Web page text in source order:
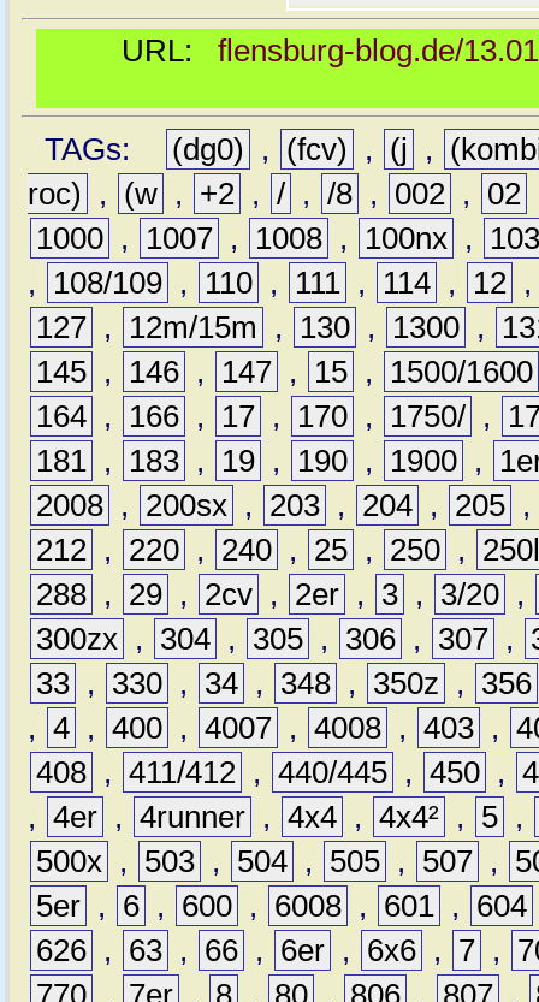
URL: flensburg-blog.de/
TAGs: (dg0) , (fcv) , (j ,
roc)
, (w , +2 , / , /8 , 002 , 02
1000 , 1007 , 1008 , 100nx ,
,
108/109 , 110 , 111 , 114 , 12
127 , 12m/15m , 130 , 1300 ,
145 , 146 , 147 , 15 ,
1500/1600
164 , 166 , 17 , 170 , 1750/ ,
181 , 183 , 19 , 190 , 1900 ,
2008 , 200sx , 203 , 204 , 205 ,
212 , 220 , 240 , 25 , 250 ,
288 , 29 , 2cv , 2er , 3 , 3/20 ,
300zx , 304 , 305 , 306 , 307 ,
33 , 330 , 34 , 348 , 350z ,
356
, 4 , 400 , 4007 , 4008 , 403 ,
408 , 411/412 , 440/445 , 450 ,
, 4er , 4runner , 4x4 , 4x4² , 5 ,
500x , 503 , 504 , 505 , 507 ,
5er , 6 , 600 , 6008 , 601 , 604
626 , 63 , 66 , 6er , 6x6 , 7 ,
770 , 7er , 8 , 80 , 806 , 807 ,